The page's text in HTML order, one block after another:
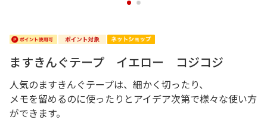
1 2
ますきんぐテープ イエロー コジコジ
人気のますきんぐテープは、細かく切ったり、
メモを留めるのに使ったりとアイデア次第で様々な使い方
ができます。